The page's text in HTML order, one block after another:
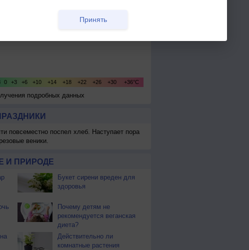
подробных данных
повсеместно поспел хлеб. Наступает пора
веники.
И ПРИРОДЕ
Букет сирени вреден для
здоровья
Почему детям не
рекомендуется веганская
диета?
Действительно ли
комнатные растения
Принять